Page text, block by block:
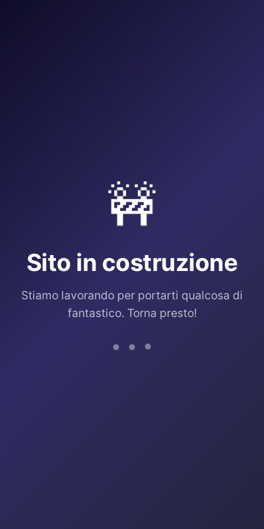
🚧
Sito in costruzione
Stiamo lavorando per portarti qualcosa di
fantastico. Torna presto!